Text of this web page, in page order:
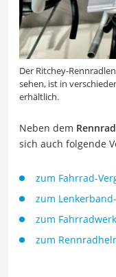
Der Ritchey-
sehen, ist in
erhältlich.
Neben dem
sich auch folgende
zum Fahrrad-
zum
zum
zum